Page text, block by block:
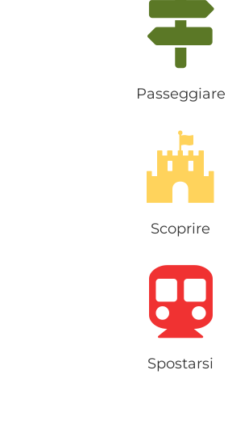
Passeggiare
Scoprire
Spostarsi